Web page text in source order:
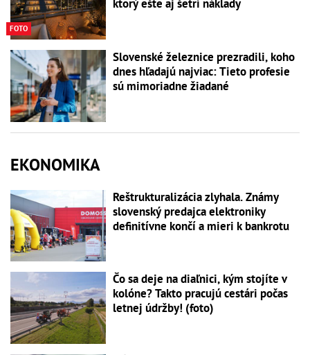
FOTO
ktorý ešte aj šetrí náklady
Slovenské železnice prezradili, koho
dnes hľadajú najviac: Tieto profesie
sú mimoriadne žiadané
EKONOMIKA
Reštrukturalizácia zlyhala. Známy
slovenský predajca elektroniky
definitívne končí a mieri k bankrotu
Čo sa deje na diaľnici, kým stojíte v
kolóne? Takto pracujú cestári počas
letnej údržby! (foto)